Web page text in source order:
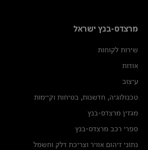
מרצדס-בנץ ישראל
שירות לקוחות
אודות
עיצוב
טכנולוגיה, חדשנות, בטיחות וקיימות
מגזין מרצדס-בנץ
ספרי רכב מרצדס-בנץ
נתוני זיהום אוויר וצריכת דלק וחשמל